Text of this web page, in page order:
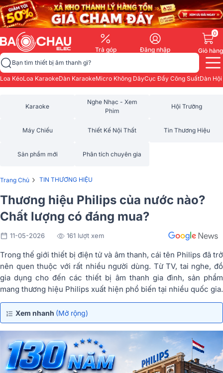
Trả góp Đăng nhập
0
Giỏ hàng
Bạn tìm thiết bị âm thanh gì?
Loa KéoLoa KaraokeDàn KaraokeMicro Không DâyCục Đẩy Công SuấtDàn
Karaoke
Nghe Nhạc - Xem
Phim
Hội Trường
Máy Chiếu Thiết Kế Nội Thất Tin Thương Hiệu
Sản phẩm mới Phân tích chuyên gia
Trang Chủ › TIN THƯƠNG HIỆU
Thương hiệu Philips của nước nào?
Chất lượng có đáng mua?
11-05-2026 161 lượt xem
Trong thế giới thiết bị điện tử và âm thanh, cái tên Philips đã trở
nên quen thuộc với rất nhiều người dùng. Từ TV, tai nghe, đồ
gia dụng cho đến các thiết bị âm thanh gia đình, sản phẩm
mang thương hiệu Philips xuất hiện phổ biến tại nhiều quốc gia.
Xem nhanh (Mở rộng)